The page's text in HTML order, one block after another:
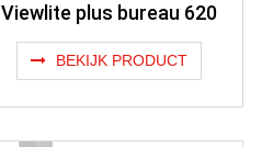
Viewlite plus bureau 620
BEKIJK PRODUCT